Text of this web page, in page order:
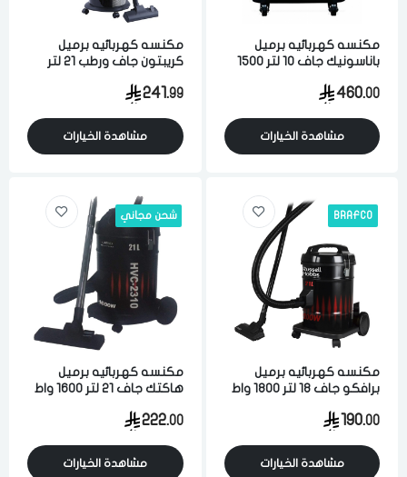
مكنسه كهربائيه برميل
باناسونيك جاف 10 لتر 1500
والسوائل اسود ماليزي
460.00
مشاهدة الخيارات
مكنسه كهربائيه برميل
كريبتون جاف ورطب 21 لتر
والاوساخ والسوائل اسود
241.99
مشاهدة الخيارات
BRAFCO
مكنسه كهربائيه برميل
برافكو جاف 18 لتر 1800 واط
190.00
مشاهدة الخيارات
شحن مجاني
مكنسه كهربائيه برميل
هاكتك جاف 21 لتر 1600 واط
222.00
مشاهدة الخيارات